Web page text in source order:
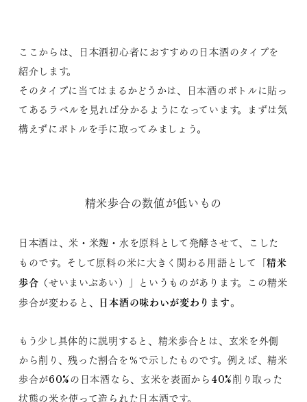
ここからは、日本酒初心者におすすめの日本酒のタイプを
紹介します。
そのタイプに当てはまるかどうかは、日本酒のボトルに貼っ
てあるラベルを見れば分かるようになっています。まずは気
構えずにボトルを手に取ってみましょう。
精米歩合の数値が低いもの
日本酒は、米・米麹・水を原料として発酵させて、こした
ものです。そして原料の米に大きく関わる用語として「精米
歩合 （せいまいぶあい）」というものがあります。この精米
歩合が変わると、
日本酒の味わいが変わります。
もう少し具体的に説明すると、精米歩合とは、玄米を外側
から削り、残った割合を％で示したものです。例えば、精米
歩合が60%の日本酒なら、玄米を表面から40%削り取った
状態の米を使って造られた日本酒です。